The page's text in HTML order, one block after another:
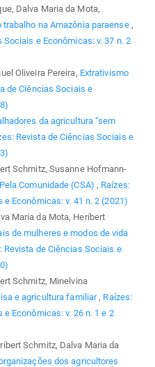
Dalva Maria da Mota,
na Amazônia paraense ,
Sociais e Econômicas: v. 37 n. 2
Oliveira Pereira, Extrativismo
de Ciências Sociais e
da agricultura “sem
Revista de Ciências Sociais e
Schmitz, Susanne Hofmann-
Comunidade (CSA) , Raízes:
Econômicas: v. 41 n. 2 (2021)
Maria da Mota, Heribert
de mulheres e modos de vida
Revista de Ciências Sociais e
Schmitz, Minelvina
e agricultura familiar , Raízes:
Econômicas: v. 26 n. 1 e 2
Schmitz, Dalva Maria da
dos agricultores